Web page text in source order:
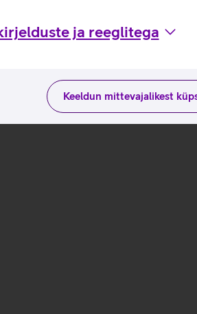
ja reeglitega
Keeldun mittevajalikest